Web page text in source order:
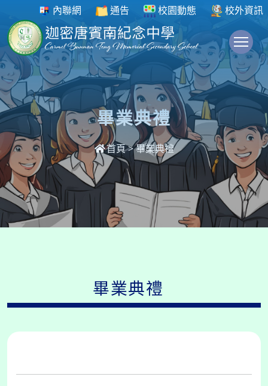
內聯網 通告 校園動態 校外資訊
畢業典禮
首頁>畢業典禮
畢業典禮